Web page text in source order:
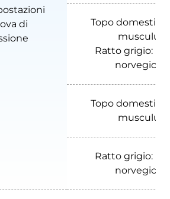
di
Topo
musculus
Ratto grigio:
norvegicus
Topo
musculus
Ratto grigio:
norvegicus